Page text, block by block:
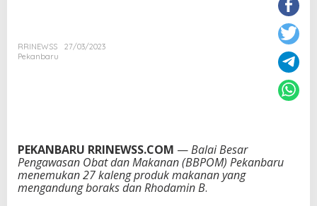
e
n
g
a
RRINEWSS
27/03/2023
Pekanbaru
PEKANBARU RRINEWSS.COM —Balai Besar
Pengawasan Obat dan Makanan (BBPOM) Pekanbaru
menemukan 27 kaleng produk makanan yang
mengandung boraks dan Rhodamin B.